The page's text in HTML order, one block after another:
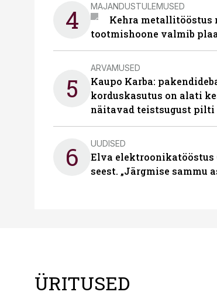
4 MAJANDUSTULEMUSED
Kehra metallitööstus
tootmishoone valmib
5
ARVAMUSED
Kaupo Karba:
korduskasutus on alati
näitavad teistsugust pilti
6 UUDISED
Elva elektroonikatööstus
seest. „Järgmise sammu
ÜRITUSED